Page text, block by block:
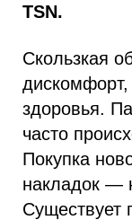
TSN.
Скользкая
здоровья.
часто
Покупка
накладок —
Существует